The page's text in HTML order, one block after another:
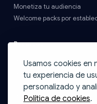
Usamos cookies en
tu experiencia de
personalizado y
Política de cookies.
Monetiza tu audiencia
Welcome packs por
Recursos
Precios y Envíos
FAQs
Contacto
Blog